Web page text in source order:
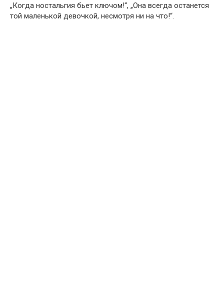
„Когда ностальгия бьет ключом!“, „Она всегда останется
той маленькой девочкой, несмотря ни на что!“.